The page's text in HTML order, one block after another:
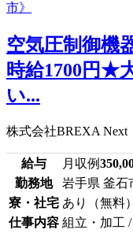
空気圧制御機
時給1700円★
い...
株式会社BREXA Next
給与 月収例
勤務地
岩手県 釜石
寮・社宅 あり（無料）
仕事内容 組立・加工